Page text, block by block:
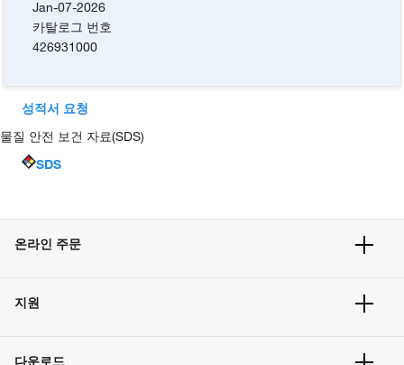
Jan-07-2026
카탈로그 번호
426931000
성적서 요청
물질 안전 보건 자료(SDS)
SDS
온라인 주문
주문 방법
벌크 주문
지원
다운로드